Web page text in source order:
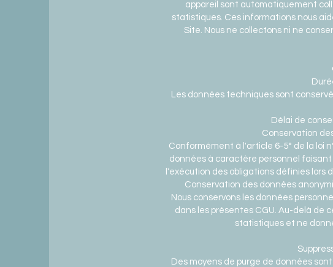
appareil sont automatiquement
statistiques. Ces informations nous
Site. Nous ne collectons ni ne
Les données techniques sont
Délai de
Conservation
Conformément à l'article 6-5° de la loi
données à caractère personnel
l'exécution des obligations définies lors
Conservation des données
Nous conservons les données
dans les présentes CGU. Au-delà de
statistiques et ne
Des moyens de purge de données